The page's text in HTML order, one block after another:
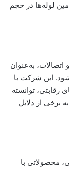
لوله‌ها در حجم
به‌عنوان
این شرکت با
توانسته
برخی از دلایل
محصولاتی با